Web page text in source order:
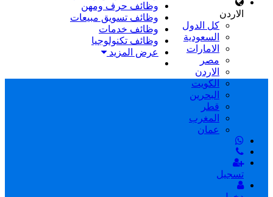
الاردن
كل الدول
السعودية
الامارات
مصر
الاردن
الكويت
البحرين
قطر
المغرب
عمان
تسجيل
وظائف حرف ومهن
وظائف تسويق مبيعات
وظائف خدمات
وظائف تكنولوجيا
عرض المزيد